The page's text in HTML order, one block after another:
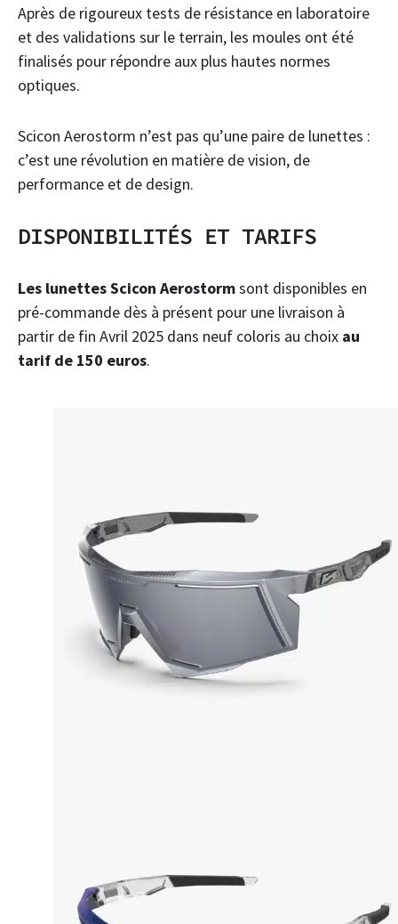
Après de rigoureux tests de résistance en laboratoire
et des validations sur le terrain, les moules ont été
finalisés pour répondre aux plus hautes normes
optiques.
Scicon Aerostorm n’est pas qu’une paire de lunettes :
c’est une révolution en matière de vision, de
performance et de design.
DISPONIBILITÉS ET TARIFS
Les lunettes Scicon Aerostormsont disponibles en
pré-commande dès à présent pour une livraison à
partir de fin Avril 2025 dans neuf coloris au choix au
tarif de 150 euros.